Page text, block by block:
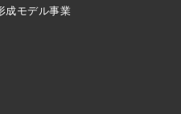
成モデル事業